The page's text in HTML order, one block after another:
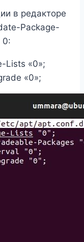
в редакторе
Package-
0:
Lists «0»;
«0»;